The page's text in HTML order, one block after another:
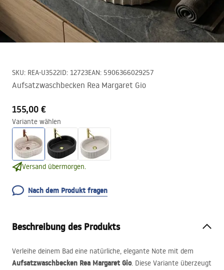
SKU: REA-U3522ID: 12723EAN: 5906366029257
Aufsatzwaschbecken Rea Margaret Gio
155,00 €
Variante wählen
Versand übermorgen.
Nach dem Produkt fragen
Beschreibung des Produkts
Verleihe deinem Bad eine natürliche, elegante Note mit dem
Aufsatzwaschbecken Rea Margaret Gio. Diese Variante überzeugt